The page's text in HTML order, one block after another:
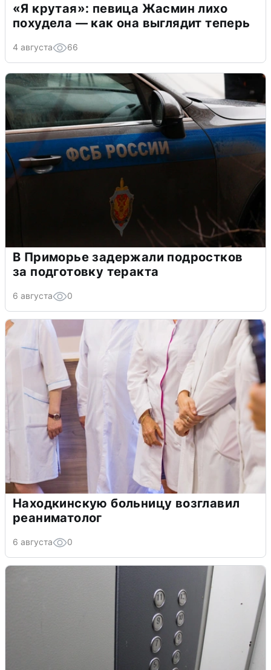
«Я крутая»: певица Жасмин лихо
похудела — как она выглядит теперь
4 августа 66
В Приморье задержали подростков
за подготовку теракта
6 августа 0
Находкинскую больницу возглавил
реаниматолог
6 августа 0